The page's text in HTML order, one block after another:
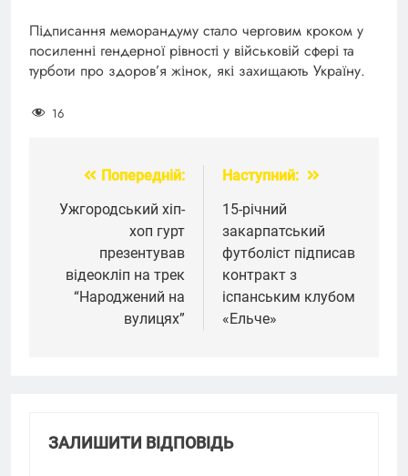
Підписання меморандуму стало черговим кроком у
посиленні гендерної рівності у військовій сфері та
турботи про здоров’я жінок, які захищають Україну.
16
Навігація
записів
Попередній:
Ужгородський хіп-
хоп гурт
презентував
відеокліп на трек
“Народжений на
вулицях”
Наступний:
15-річний
закарпатський
футболіст підписав
контракт з
іспанським клубом
«Ельче»
ЗАЛИШИТИ ВІДПОВІДЬ